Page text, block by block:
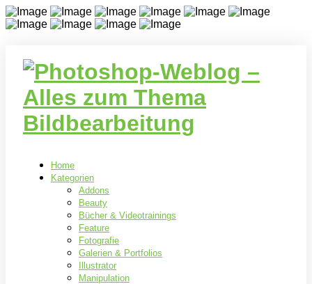
Home
Kategorien
Addons
Beauty
Bücher & Videotrainings
Feature
Fotografie
Galerien & Portfolios
Illustrator
Manipulation